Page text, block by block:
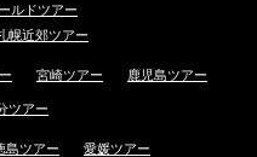
ルドツアー
幌近郊ツアー
宮崎ツアー 鹿児島ツアー
ツアー
島ツアー 愛媛ツアー